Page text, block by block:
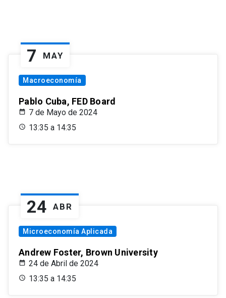
7 MAY
Macroeconomía
Pablo Cuba, FED Board
7 de Mayo de 2024
13:35 a 14:35
24 ABR
Microeconomía Aplicada
Andrew Foster, Brown University
24 de Abril de 2024
13:35 a 14:35